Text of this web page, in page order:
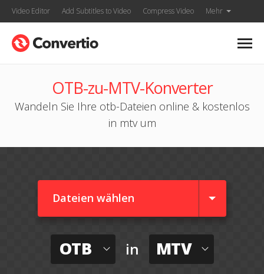
Video Editor Add Subtitles to Video Compress Video Mehr
OTB-zu-MTV-Konverter
Wandeln Sie Ihre otb-Dateien online & kostenlos
in mtv um
Dateien wählen
OTB in MTV